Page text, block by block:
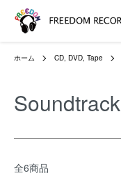
ホーム CD, DVD, Tape
Soundtrack
全6商品